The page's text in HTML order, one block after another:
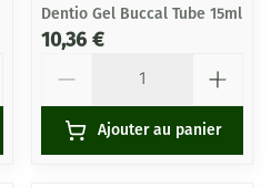
Dentio Gel Buccal Tube 15ml
10,36 €
Ajouter au panier